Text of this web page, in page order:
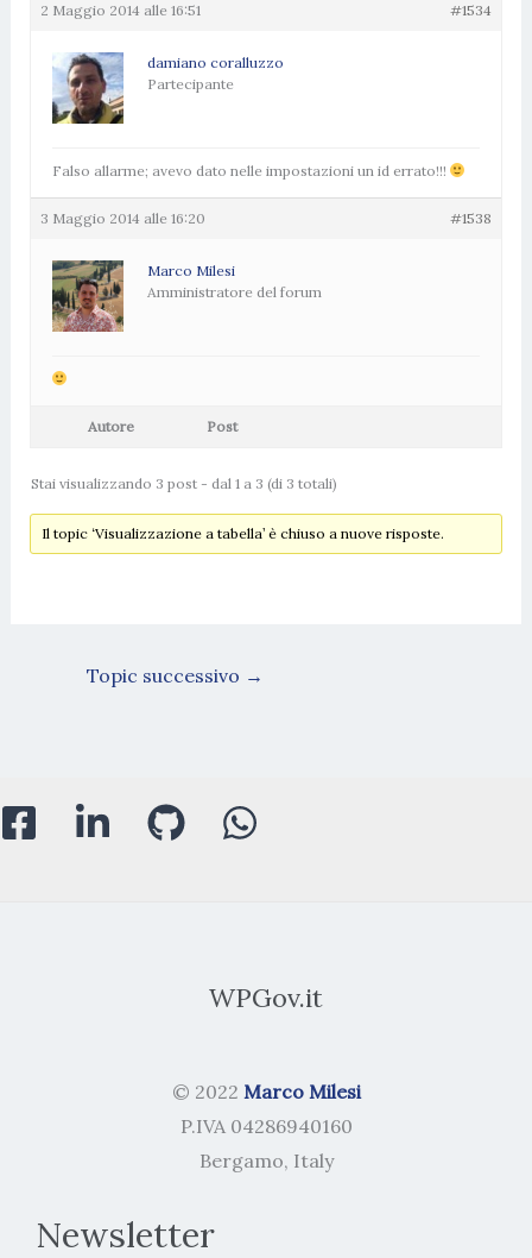
2 Maggio 2014 alle 16:51 #1534
damiano coralluzzo
Partecipante
Falso allarme; avevo dato nelle impostazioni un id errato!!!
3 Maggio 2014 alle 16:20 #1538
Marco Milesi
Amministratore del forum
Autore Post
Stai visualizzando 3 post - dal 1 a 3 (di 3 totali)
Il topic ‘Visualizzazione a tabella’ è chiuso a nuove risposte.
Topic successivo →
WPGov.it
© 2022 Marco Milesi
P.IVA 04286940160
Bergamo, Italy
Newsletter